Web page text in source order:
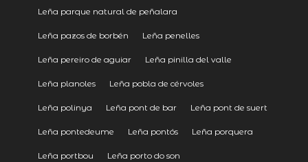
Leña parque natural de peñalara
Leña pazos de borbén Leña penelles
Leña pereiro de aguiar Leña pinilla del valle
Leña planoles Leña pobla de cérvoles
Leña polinya Leña pont de bar Leña pont de suert
Leña pontedeume Leña pontós Leña porquera
Leña portbou Leña porto do son